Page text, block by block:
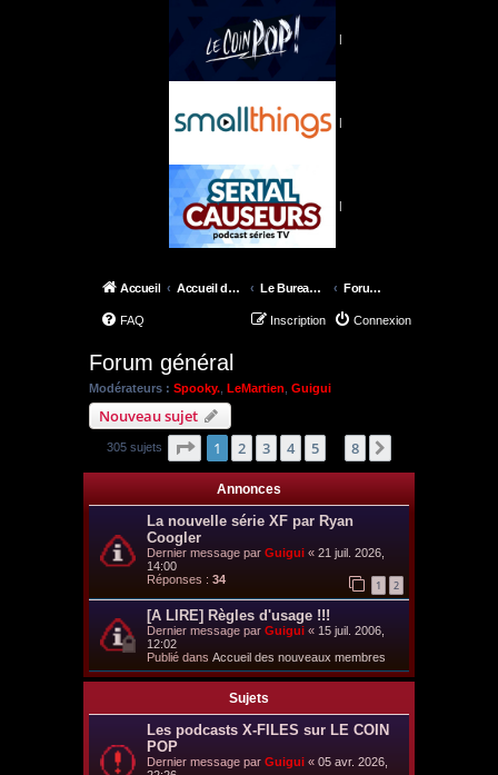
|
|
|
Accueil Accueil du forum Le Bureau des X-Files Forum général
FAQ Connexion
Inscription
Forum général
Modérateurs : Spooky. LeMartien Guigui
Nouveau sujet
305 sujets Page 1sur8
1 2 3 4 5 8
Annonces
La nouvelle série XF par Ryan
Coogler
Dernier message par Guigui « 21 juil. 2026,
14:00
Réponses : 34 1 2
[A LIRE] Règles d'usage !!!
Dernier message par Guigui « 15 juil. 2006,
12:02
Publié dans Accueil des nouveaux membres
Sujets
Les podcasts X-FILES sur LE COIN
POP
Dernier message par Guigui « 05 avr. 2026,